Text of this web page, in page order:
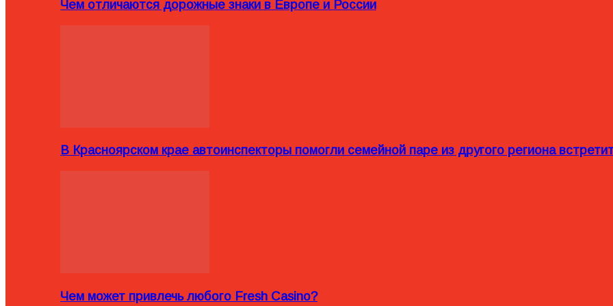
Чем отличаются дорожные знаки в Европе и России
В Красноярском крае автоинспекторы помогли семейной паре из другого региона
Чем может привлечь любого Fresh Casino?